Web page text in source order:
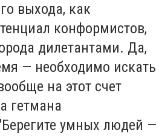
выхода, как
конформистов,
дилетантами. Да,
— необходимо искать
на этот счет
гетмана
умных людей —